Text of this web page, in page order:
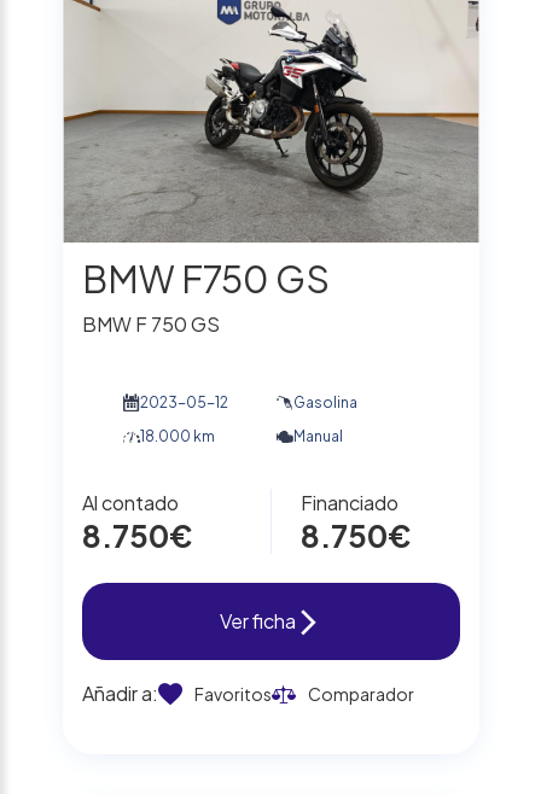
BMW F750 GS
BMW F 750 GS
2023-05-12
Gasolina
18.000 km
Manual
Al contado
8.750€
Financiado
8.750€
Ver ficha
Añadir a: Favoritos Comparador